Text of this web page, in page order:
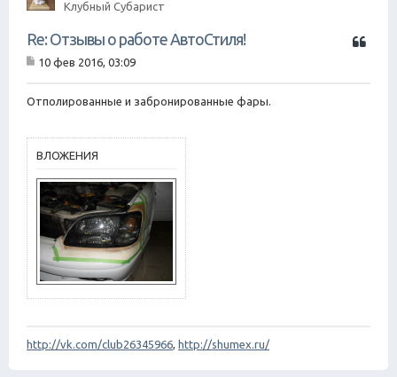
Клубный Субарист
Ц
Re: Отзывы о работе АвтоСтиля!
о
е
н
и
е
10 фев 2016, 03:09
Отполированные и забронированные фары.
ВЛОЖЕНИЯ
http://vk.com/club26345966, http://shumex.ru/